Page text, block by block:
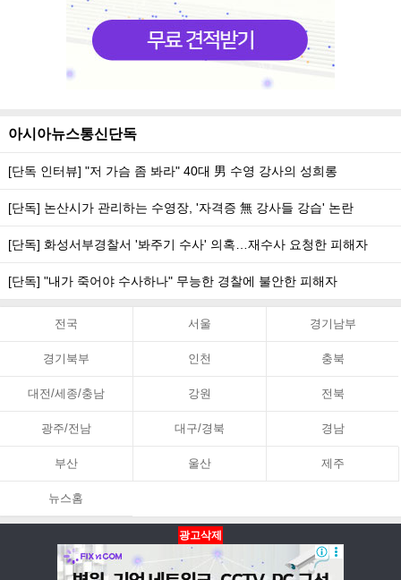
아시아뉴스통신단독
[단독 인터뷰] "저 가슴 좀 봐라" 40대 男 수영 강사의 성희롱
[단독] 논산시가 관리하는 수영장, '자격증 無 강사들 강습' 논란
[단독] 화성서부경찰서 '봐주기 수사' 의혹…재수사 요청한 피해자
[단독] "내가 죽어야 수사하나" 무능한 경찰에 불안한 피해자
전국 서울 경기남부
경기북부 인천 충북
대전/세종/충남 강원 전북
광주/전남 대구/경북 경남
부산 울산 제주
뉴스홈
뉴스홈 PC화면 맨위로
광고삭제